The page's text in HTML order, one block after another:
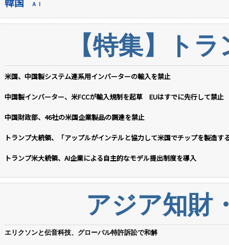
韓国 ＡＩ
【特集】ト
米国、中国製システム連系用インバーターの輸入を禁止
中国製インバーター、米FCCが輸入規制を起草 EUはすでに先行して禁止
中国財政部、46社の米国企業製品の調達を禁止
トランプ大統領、「アップルがインテルと協力して米国でチップを製造す
トランプ米大統領、AI企業による自主的なモデル提出制度を導入
アジア知財
エリクソンと伝音科技、グローバル特許訴訟で和解